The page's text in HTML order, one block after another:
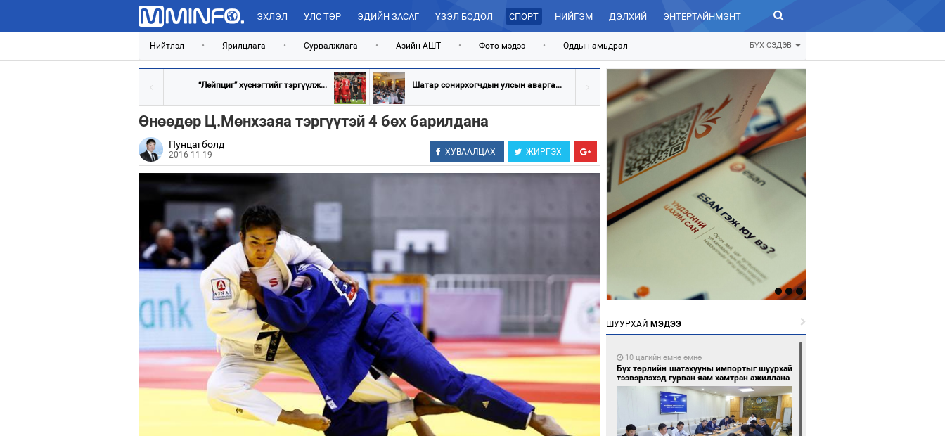
ЭХЛЭЛ УЛС ТӨР ЭДИЙН ЗАСАГ ҮЗЭЛ БОДОЛ СПОРТ НИЙГЭМ ДЭЛХИЙ ЭНТЕРТАЙНМЭНТ ЗУРХАЙ
Нийтлэл • Ярилцлага • Сурвалжлага • Азийн АШТ • Фото мэдээ • Оддын амьдрал БҮХ СЭДЭВ
“Лейпциг” хүснэгтийг тэргүүлж... Шатар сонирхогчдын улсын аварга...
Өнөөдөр Ц.Мөнхзаяа тэргүүтэй 4 бөх барилдана
Пунцагболд
2016-11-19 ХУВААЛЦАХ ЖИРГЭХ
ШУУРХАЙ МЭДЭЭ
10 цагийн өмнө өмнө
Бүх төрлийн шатахууны импортыг шуурхай
тээвэрлэхэд гурван яам хамтран ажиллана